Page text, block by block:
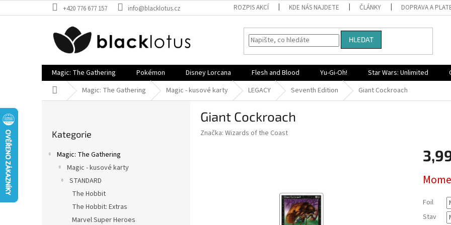
na
+420 776 677 157 info@blacklotus.cz ROZPIS AKCÍ KDE NÁS NAJDETE ČLÁNKY DOPRAVA A
HLEDAT
Magic: The Gathering Pokémon Disney Lorcana Flesh and Blood Yu-Gi-Oh! Star Wars: Unlimited
Domů Magic: The Gathering Magic - kusové karty LEGACY Seventh Edition Giant Cockroach
kategorie
Kategorie
Magic: The Gathering
Magic - kusové karty
STANDARD
The Hobbit
The Hobbit: Extras
Marvel Super Heroes
Giant Cockroach
Značka: Wizards of the Coast
cena:
Foil
Stav